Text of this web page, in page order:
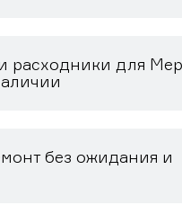
расходники для
без ожидания и